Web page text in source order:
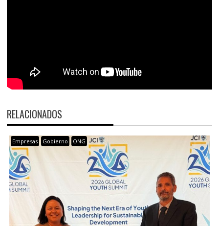
RELACIONADOS
Empresas Gobierno ONG